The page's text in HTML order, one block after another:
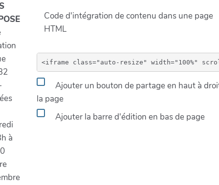
à
Code d'intégration de contenu dans une page
HTML
Ajouter un bouton de partage en haut à
la page
Ajouter la barre d'édition en bas de page